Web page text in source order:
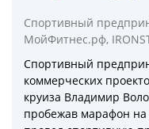
Спортивный
МойФитнес.рф,
Спортивный
коммерческих
круиза Владимир
пробежав марафон